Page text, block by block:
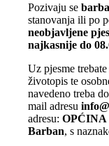
Pozivaju se
stanovanja ili po
neobjavljene
najkasnije do
Uz pjesme
životopis te
navedeno treba
mail adresu
adresu:OPĆINA
Barban, s